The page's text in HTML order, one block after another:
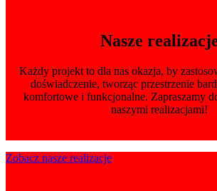
Nasze
Każdy projekt to dla nas okazja, by
doświadczenie, tworząc przestrzenie
komfortowe i funkcjonalne. Zapraszamy
naszymi realizacjami!
Zobacz nasze realizacje